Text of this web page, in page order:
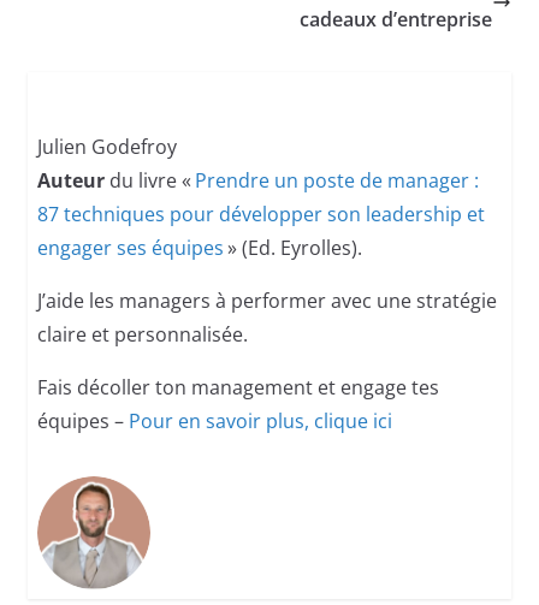
cadeaux d’entreprise
Julien Godefroy
Auteurdu livre « Prendre un poste de manager :
87 techniques pour développer son leadership et
engager ses équipes» (Ed. Eyrolles).
J’aide les managers à performer avec une stratégie
claire et personnalisée.
Fais décoller ton management et engage tes
équipes – Pour en savoir plus, clique ici